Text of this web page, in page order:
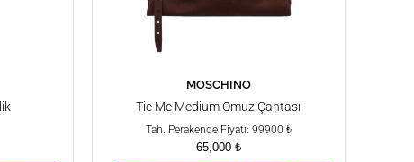
SEPETE EKLE
MOSCHINO
Tie Me Medium Omuz Çantası
Tah. Perakende Fiyatı: 99900 ₺
65,000 ₺